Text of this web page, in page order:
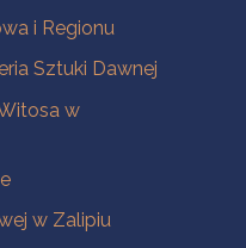
i Regionu
Sztuki Dawnej
w
w Zalipiu